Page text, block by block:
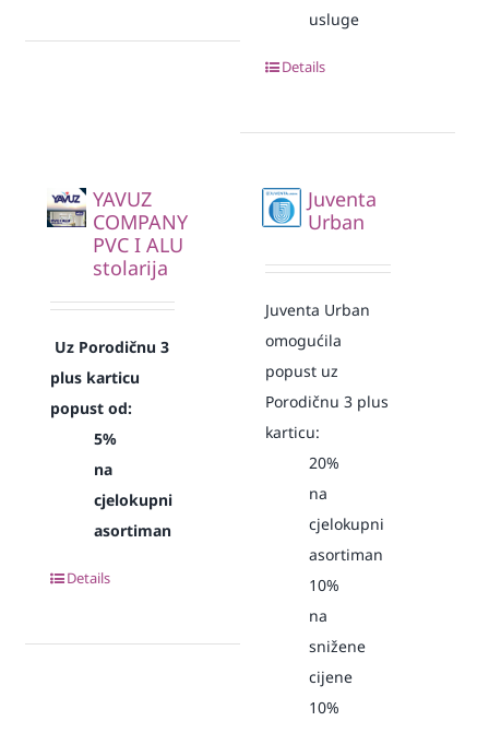
usluge
Details
YAVUZ
COMPANY
PVC I ALU
stolarija
Uz Porodičnu 3
plus karticu
popust od:
5%
na
cjelokupni
asortiman
Details
Juventa
Urban
Juventa Urban
omogućila
popust uz
Porodičnu 3 plus
karticu:
20%
na
cjelokupni
asortiman
10%
na
snižene
cijene
10%